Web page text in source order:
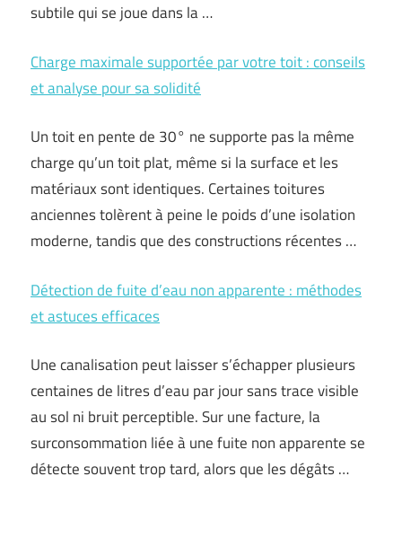
subtile qui se joue dans la …
Charge maximale supportée par votre toit : conseils
et analyse pour sa solidité
Un toit en pente de 30° ne supporte pas la même
charge qu’un toit plat, même si la surface et les
matériaux sont identiques. Certaines toitures
anciennes tolèrent à peine le poids d’une isolation
moderne, tandis que des constructions récentes …
Détection de fuite d’eau non apparente : méthodes
et astuces efficaces
Une canalisation peut laisser s’échapper plusieurs
centaines de litres d’eau par jour sans trace visible
au sol ni bruit perceptible. Sur une facture, la
surconsommation liée à une fuite non apparente se
détecte souvent trop tard, alors que les dégâts …